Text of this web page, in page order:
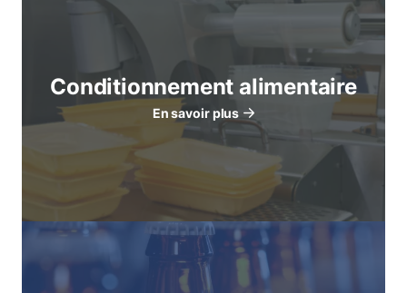
Conditionnement alimentaire
En savoir plus